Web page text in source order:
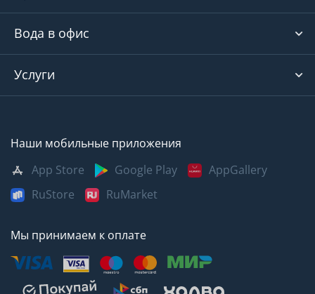
Вода в офис
Услуги
Наши мобильные приложения
App Store
Google Play
AppGallery
RuStore
RuMarket
Мы принимаем к оплате